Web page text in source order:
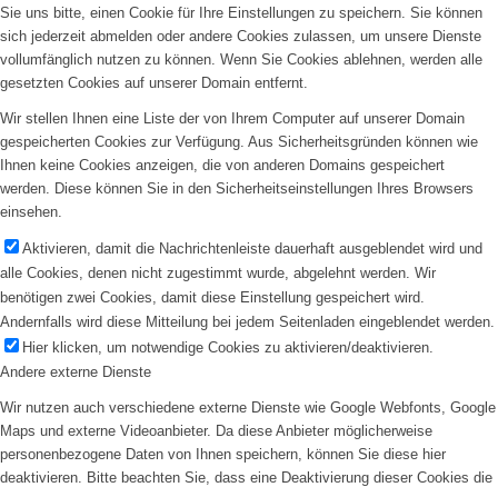
Sie uns bitte, einen Cookie für Ihre Einstellungen zu speichern. Sie können
sich jederzeit abmelden oder andere Cookies zulassen, um unsere Dienste
vollumfänglich nutzen zu können. Wenn Sie Cookies ablehnen, werden alle
gesetzten Cookies auf unserer Domain entfernt.
Wir stellen Ihnen eine Liste der von Ihrem Computer auf unserer Domain
gespeicherten Cookies zur Verfügung. Aus Sicherheitsgründen können wie
Ihnen keine Cookies anzeigen, die von anderen Domains gespeichert
werden. Diese können Sie in den Sicherheitseinstellungen Ihres Browsers
einsehen.
Aktivieren, damit die Nachrichtenleiste dauerhaft ausgeblendet wird und
alle Cookies, denen nicht zugestimmt wurde, abgelehnt werden. Wir
benötigen zwei Cookies, damit diese Einstellung gespeichert wird.
Andernfalls wird diese Mitteilung bei jedem Seitenladen eingeblendet werden.
Hier klicken, um notwendige Cookies zu aktivieren/deaktivieren.
Andere externe Dienste
Wir nutzen auch verschiedene externe Dienste wie Google Webfonts, Google
Maps und externe Videoanbieter. Da diese Anbieter möglicherweise
personenbezogene Daten von Ihnen speichern, können Sie diese hier
deaktivieren. Bitte beachten Sie, dass eine Deaktivierung dieser Cookies die